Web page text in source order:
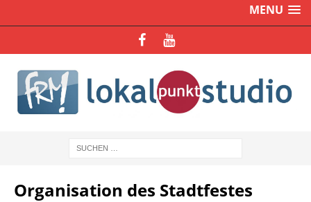
MENU
Organisation des Stadtfestes